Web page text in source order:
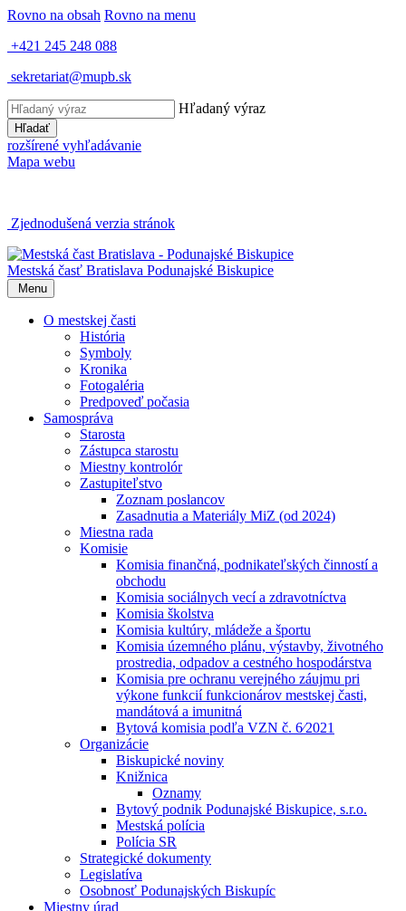
Rovno na obsah Rovno na menu
+421 245 248 088
sekretariat@mupb.sk
Hľadaný výraz
Hľadať
rozšírené vyhľadávanie
Mapa webu
Zjednodušená verzia stránok
Mestská časť Bratislava Podunajské Biskupice
Menu
O mestskej časti
História
Symboly
Kronika
Fotogaléria
Predpoveď počasia
Samospráva
Starosta
Zástupca starostu
Miestny kontrolór
Zastupiteľstvo
Zoznam poslancov
Zasadnutia a Materiály MiZ (od 2024)
Miestna rada
Komisie
Komisia finančná, podnikateľských činností a
obchodu
Komisia sociálnych vecí a zdravotníctva
Komisia školstva
Komisia kultúry, mládeže a športu
Komisia územného plánu, výstavby, životného
prostredia, odpadov a cestného hospodárstva
Komisia pre ochranu verejného záujmu pri
výkone funkcií funkcionárov mestskej časti,
mandátová a imunitná
Bytová komisia podľa VZN č. 6⁄2021
Organizácie
Biskupické noviny
Knižnica
Oznamy
Bytový podnik Podunajské Biskupice, s.r.o.
Mestská polícia
Polícia SR
Strategické dokumenty
Legislatíva
Osobnosť Podunajských Biskupíc
Miestny úrad